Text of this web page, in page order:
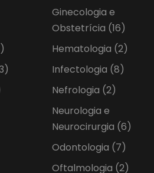
Ginecologia e
Obstetrícia (16)
Hematologia (2)
Infectologia (8)
Nefrologia (2)
Neurologia e
Neurocirurgia (6)
Odontologia (7)
Oftalmologia (2)